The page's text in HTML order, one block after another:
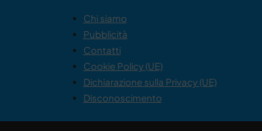
Chi siamo
Pubblicità
Contatti
Cookie Policy (UE)
Dichiarazione sulla Privacy (UE)
Disconoscimento